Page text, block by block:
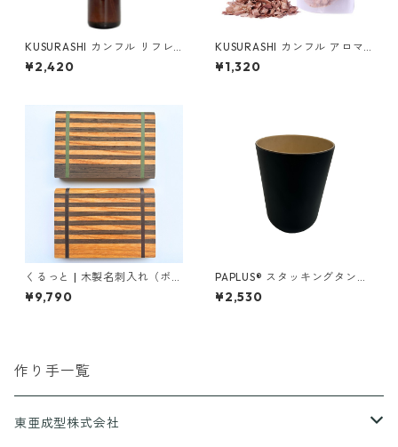
KUSURASHI カンフル リフレ
ッシュナー
¥2,420
KUSURASHI カンフル アロマ
チップス
¥1,320
くるっと | 木製名刺入れ（ボー
ダーデザイン）
¥9,790
PAPLUS® スタッキングタンブ
ラー/ブラック
¥2,530
作り手一覧
東亜成型株式会社